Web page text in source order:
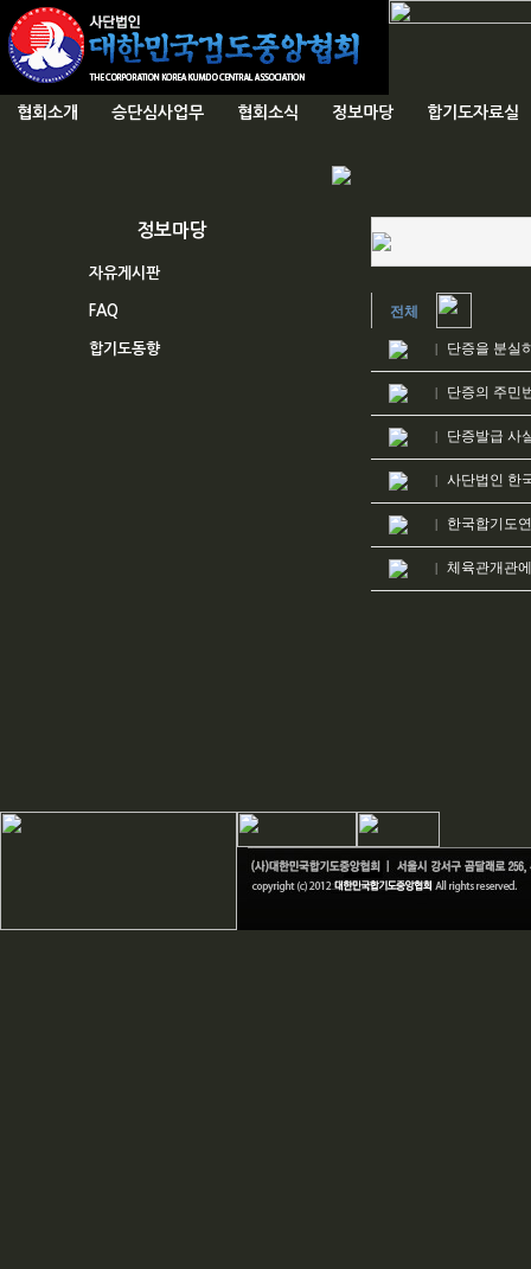
협회소개 승단심사업무 협회소식 정보마당 합기도자료실
정보마당
자유게시판
FAQ
합기도동향
전체
| 단증을 분실
| 단증의 주민
| 단증발급 사
| 사단법인 한
| 한국합기도
| 체육관개관